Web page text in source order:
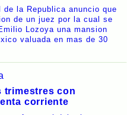
de la Republica anuncio que
de un juez por la cual se
Lozoya una mansion
valuada en mas de 30
trimestres con
corriente